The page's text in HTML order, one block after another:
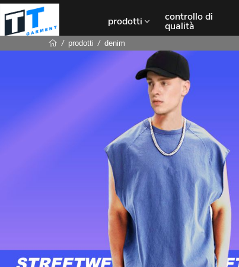
prodotti controllo di
qualità
prodotti denim